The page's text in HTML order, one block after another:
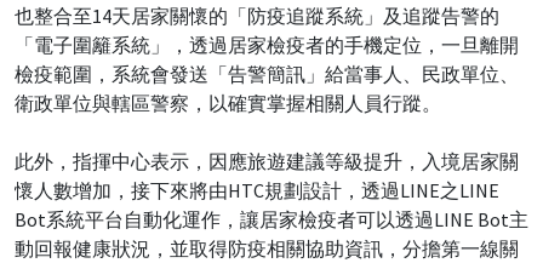
也整合至14天居家關懷的「防疫追蹤系統」及追蹤告警的
「電子圍籬系統」，透過居家檢疫者的手機定位，一旦離開
檢疫範圍，系統會發送「告警簡訊」給當事人、民政單位、
衛政單位與轄區警察，以確實掌握相關人員行蹤。
此外，指揮中心表示，因應旅遊建議等級提升，入境居家關
懷人數增加，接下來將由HTC規劃設計，透過LINE之LINE
Bot系統平台自動化運作，讓居家檢疫者可以透過LINE Bot主
動回報健康狀況，並取得防疫相關協助資訊，分擔第一線關